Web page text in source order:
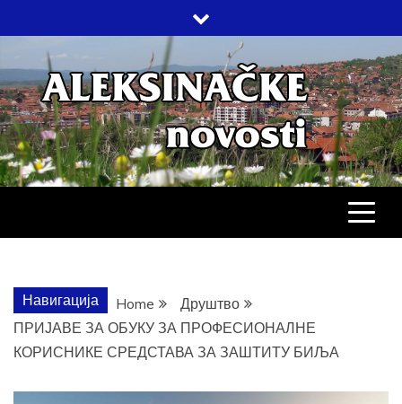
to
content
НОВОСТИ
ДРУШТВО, КУЛТУРА, ЕКОНОМИЈА,
СПОРТ, ПОСЛОВНИ ИМЕНИК,
Навигација Home
Друштво
ПРИЈАВЕ ЗА ОБУКУ ЗА ПРОФЕСИОНАЛНЕ
КОРИСНИКЕ СРЕДСТАВА ЗА ЗАШТИТУ БИЉА